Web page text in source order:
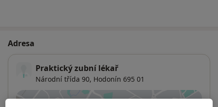
Adresa
Praktický zubní lékař
Národní třída 90, Hodonín 695 01